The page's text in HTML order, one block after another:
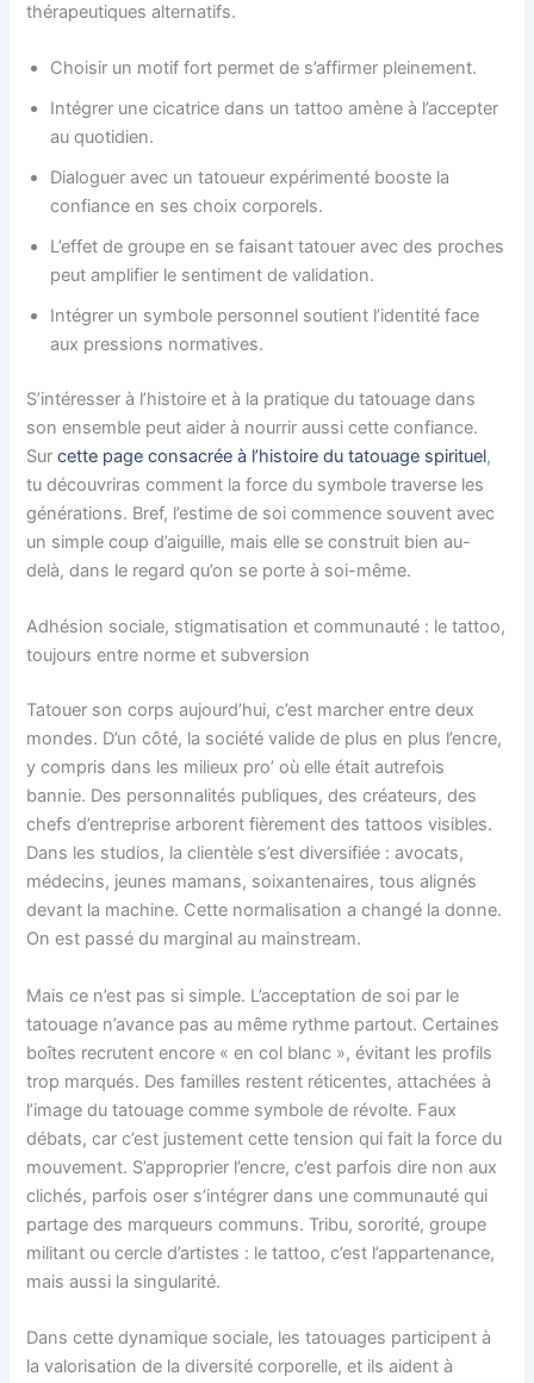
thérapeutiques alternatifs.
Choisir un motif fort permet de s’affirmer pleinement.
Intégrer une cicatrice dans un tattoo amène à l’accepter
au quotidien.
Dialoguer avec un tatoueur expérimenté booste la
confiance en ses choix corporels.
L’effet de groupe en se faisant tatouer avec des proches
peut amplifier le sentiment de validation.
Intégrer un symbole personnel soutient l’identité face
aux pressions normatives.
S’intéresser à l’histoire et à la pratique du tatouage dans
son ensemble peut aider à nourrir aussi cette confiance.
Surcette page consacrée à l’histoire du tatouage spirituel,
tu découvriras comment la force du symbole traverse les
générations. Bref, l’estime de soi commence souvent avec
un simple coup d’aiguille, mais elle se construit bien au-
delà, dans le regard qu’on se porte à soi-même.
Adhésion sociale, stigmatisation et communauté : le tattoo,
toujours entre norme et subversion
Tatouer son corps aujourd’hui, c’est marcher entre deux
mondes. D’un côté, la société valide de plus en plus l’encre,
y compris dans les milieux pro’ où elle était autrefois
bannie. Des personnalités publiques, des créateurs, des
chefs d’entreprise arborent fièrement des tattoos visibles.
Dans les studios, la clientèle s’est diversifiée : avocats,
médecins, jeunes mamans, soixantenaires, tous alignés
devant la machine. Cette normalisation a changé la donne.
On est passé du marginal au mainstream.
Mais ce n’est pas si simple. L’acceptation de soi par le
tatouage n’avance pas au même rythme partout. Certaines
boîtes recrutent encore « en col blanc », évitant les profils
trop marqués. Des familles restent réticentes, attachées à
l’image du tatouage comme symbole de révolte. Faux
débats, car c’est justement cette tension qui fait la force du
mouvement. S’approprier l’encre, c’est parfois dire non aux
clichés, parfois oser s’intégrer dans une communauté qui
partage des marqueurs communs. Tribu, sororité, groupe
militant ou cercle d’artistes : le tattoo, c’est l’appartenance,
mais aussi la singularité.
Dans cette dynamique sociale, les tatouages participent à
la valorisation de la diversité corporelle, et ils aident à